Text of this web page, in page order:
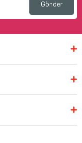
Gönder